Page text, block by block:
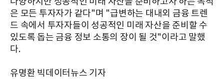
은 모든 투자자가 같다"며 "급변하는 대내외 금융 트렌
드 속에서 투자자들이 성공적인 미래 자산을 준비할 수
있도록 돕는 금융 정보 소통의 장이 될 것"이라고 말했
다.
유명환 빅데이터뉴스 기자